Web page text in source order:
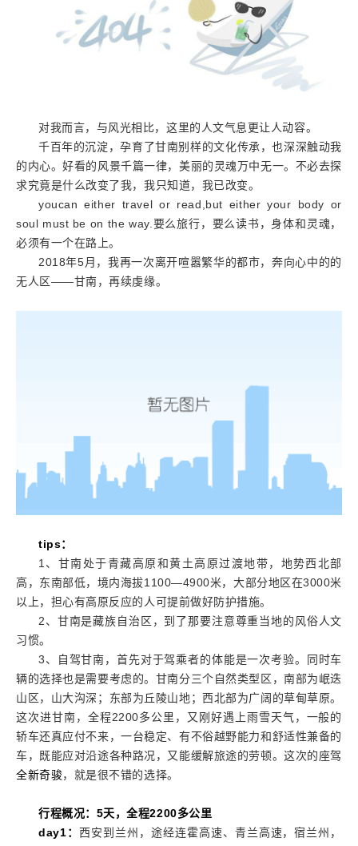
对我而言，与风光相比，这里的人文气息更让人动容。
千百年的沉淀，孕育了甘南别样的文化传承，也深深触动我
的内心。好看的风景千篇一律，美丽的灵魂万中无一。不必去探
求究竟是什么改变了我，我只知道，我已改变。
youcan either travel or read,but either your body or
soul must be on the way.要么旅行，要么读书，身体和灵魂，
必须有一个在路上。
2018年5月，我再一次离开喧嚣繁华的都市，奔向心中的的
无人区——甘南，再续虔缘。
tips：
1、甘南处于青藏高原和黄土高原过渡地带，地势西北部
高，东南部低，境内海拔1100—4900米，大部分地区在3000米
以上，担心有高原反应的人可提前做好防护措施。
2、甘南是藏族自治区，到了那要注意尊重当地的风俗人文
习惯。
3、自驾甘南，首先对于驾乘者的体能是一次考验。同时车
辆的选择也是需要考虑的。甘南分三个自然类型区，南部为岷迭
山区，山大沟深；东部为丘陵山地；西北部为广阔的草甸草原。
这次进甘南，全程2200多公里，又刚好遇上雨雪天气，一般的
轿车还真应付不来，一台稳定、有不俗越野能力和舒适性兼备的
车，既能应对沿途各种路况，又能缓解旅途的劳顿。这次的座驾
全新奇骏，就是很不错的选择。
行程概况：5天，全程2200多公里
day1： 西安到兰州，途经连霍高速、青兰高速，宿兰州，